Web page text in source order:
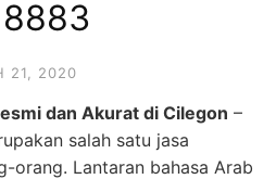
21, 2020
dan Akurat di Cilegon –
salah satu jasa
orang. Lantaran bahasa Arab